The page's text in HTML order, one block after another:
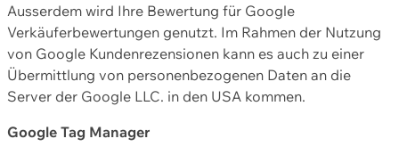
Ausserdem wird Ihre Bewertung für Google
Verkäuferbewertungen genutzt. Im Rahmen der Nutzung
von Google Kundenrezensionen kann es auch zu einer
Übermittlung von personenbezogenen Daten an die
Server der Google LLC. in den USA kommen.
Google Tag Manager